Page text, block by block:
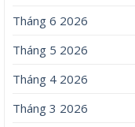
Tháng 6 2026
Tháng 5 2026
Tháng 4 2026
Tháng 3 2026